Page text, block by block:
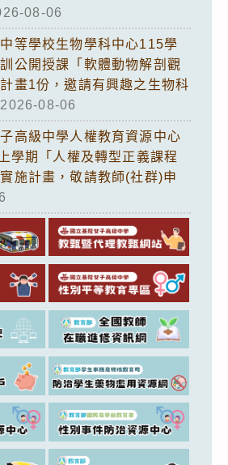
08-06
等學校生物學科中心115學
公開授課「軟體動物解剖觀
畫1份，邀請有興趣之生物科
2026-08-06
高級中學人權教育資源中心
學期「人權及轉型正義課程
施計畫，敬請教師(社群)申